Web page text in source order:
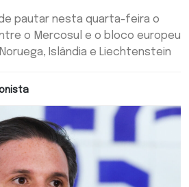
pautar nesta quarta-feira o
o Mercosul e o bloco europeu
Islândia e Liechtenstein